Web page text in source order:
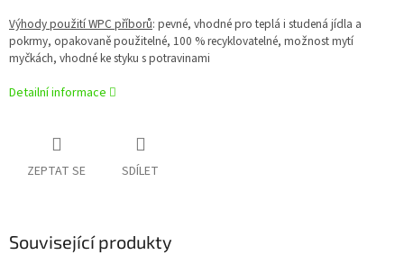
Výhody použitíWPC příborů: pevné, vhodné pro teplá i studená jídla a
pokrmy, opakovaně použitelné, 100 % recyklovatelné, možnost mytí
myčkách, vhodné ke styku s potravinami
Detailní informace
ZEPTAT SE SDÍLET
Související produkty